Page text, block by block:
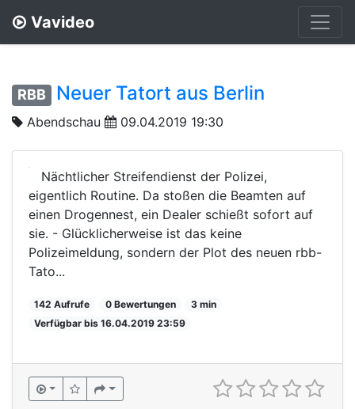
Vavideo
RBB Neuer Tatort aus Berlin
Abendschau 09.04.2019 19:30
Nächtlicher Streifendienst der Polizei,
eigentlich Routine. Da stoßen die Beamten auf
einen Drogennest, ein Dealer schießt sofort auf
sie. - Glücklicherweise ist das keine
Polizeimeldung, sondern der Plot des neuen rbb-
Tato...
142 Aufrufe 0 Bewertungen
3 min
Verfügbar bis 16.04.2019 23:59